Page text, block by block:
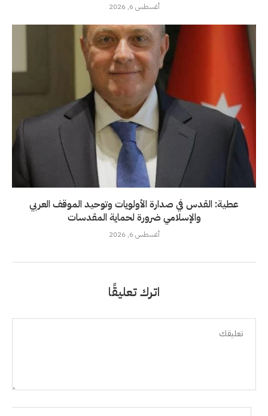
أغسطس 6, 2026
عطية: القدس في صدارة الأولويات وتوحيد الموقف العربي
والإسلامي ضرورة لحماية المقدسات
أغسطس 6, 2026
اترك تعليقًا